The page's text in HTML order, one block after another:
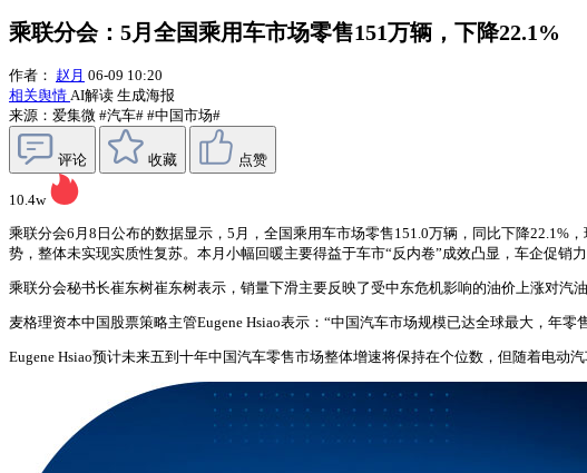
乘联分会：5月全国乘用车市场零售151万辆，下降22.1%
作者： 赵月 06-09 10:20
相关舆情 AI解读 生成海报
来源：爱集微 #汽车# #中国市场#
评论 收藏 点赞
10.4w
乘联分会6月8日公布的数据显示，5月，全国乘用车市场零售151.0万辆，同比下降22.1%
势，整体未实现实质性复苏。本月小幅回暖主要得益于车市“反内卷”成效凸显，车企促销
乘联分会秘书长崔东树崔东树表示，销量下滑主要反映了受中东危机影响的油价上涨对汽
麦格理资本中国股票策略主管Eugene Hsiao表示：“中国汽车市场规模已达全球最大，年
Eugene Hsiao预计未来五到十年中国汽车零售市场整体增速将保持在个位数，但随着电动